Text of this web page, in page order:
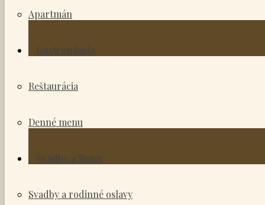
Apartmán
Gastronómia
Reštaurácia
Denné menu
Svadby a firmy
Svadby a rodinné oslavy